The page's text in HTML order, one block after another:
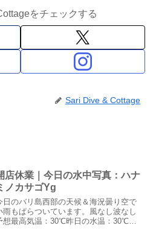
をチェックする
Sari Dive & Cottage
店休業｜今日の水中写真：ハナ
ノカサゴYg
日のバリ島西部の天候＆海況曇り空で
雨もぱらついています。風なし波なし
想最高気温：30℃昨日の水温：30℃朝